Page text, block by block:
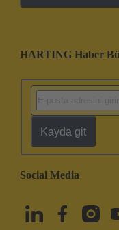
HARTING Haber
Kayda git
Social Media